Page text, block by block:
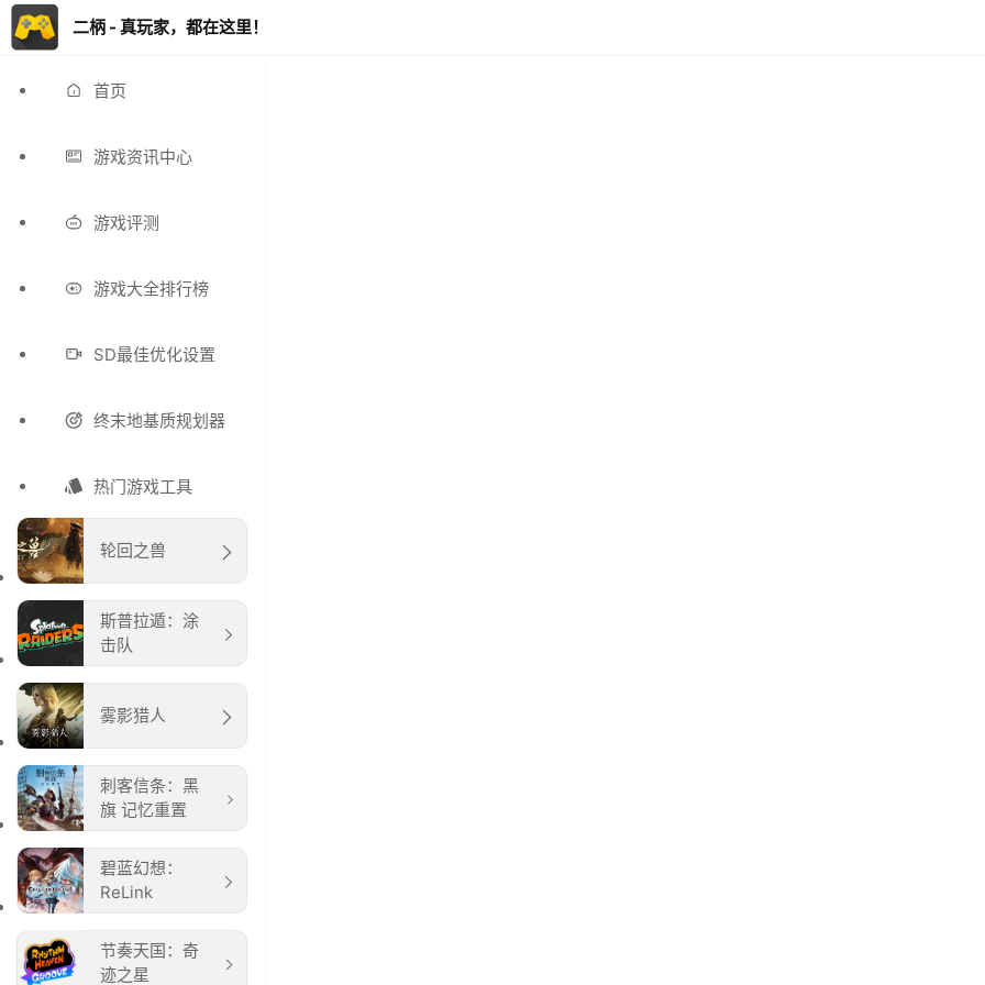
二柄 - 真玩家，都在这里！
首页
游戏资讯中心
游戏评测
游戏大全排行榜
SD最佳优化设置
终末地基质规划器
热门游戏工具
轮回之兽
斯普拉遁：涂
击队
雾影猎人
刺客信条：黑
旗 记忆重置
碧蓝幻想：
ReLink
节奏天国：奇
迹之星